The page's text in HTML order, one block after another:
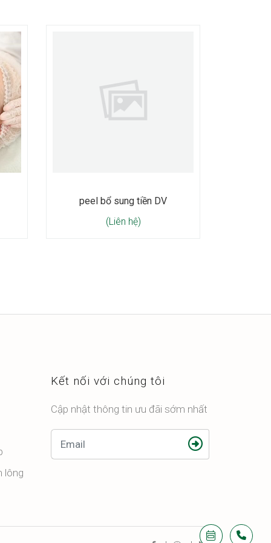
peel bổ sung tiền DV
(Liên hệ)
lông
Kết nối với chúng tôi
Cập nhật thông tin ưu đãi sớm nhất